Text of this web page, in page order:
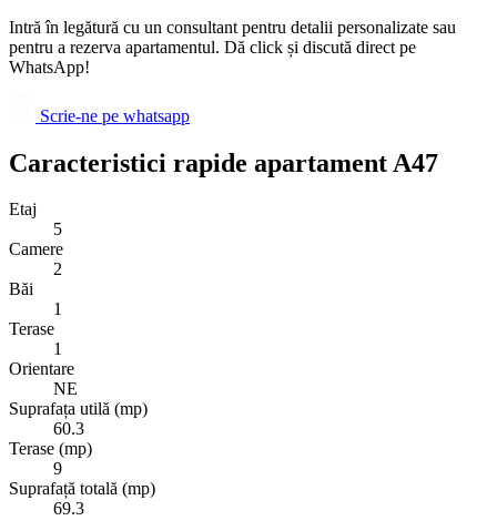
Intră în legătură cu un consultant pentru detalii personalizate sau
pentru a rezerva apartamentul. Dă click și discută direct pe
WhatsApp!
Scrie-ne pe whatsapp
Caracteristici rapide apartament A47
Etaj
5
Camere
2
Băi
1
Terase
1
Orientare
NE
Suprafața utilă (mp)
60.3
Terase (mp)
9
Suprafață totală (mp)
69.3